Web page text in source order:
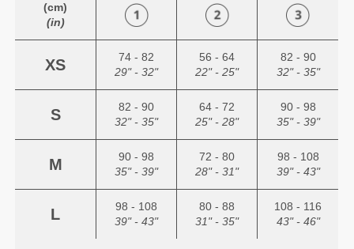
(cm)
(in)
XS
74 - 82
29" - 32"
56 - 64
22" - 25"
82 - 90
32" - 35"
S
82 - 90
32" - 35"
64 - 72
25" - 28"
90 - 98
35" - 39"
M
90 - 98
35" - 39"
72 - 80
28" - 31"
98 - 108
39" - 43"
L
98 - 108
39" - 43"
80 - 88
31" - 35"
108 - 116
43" - 46"